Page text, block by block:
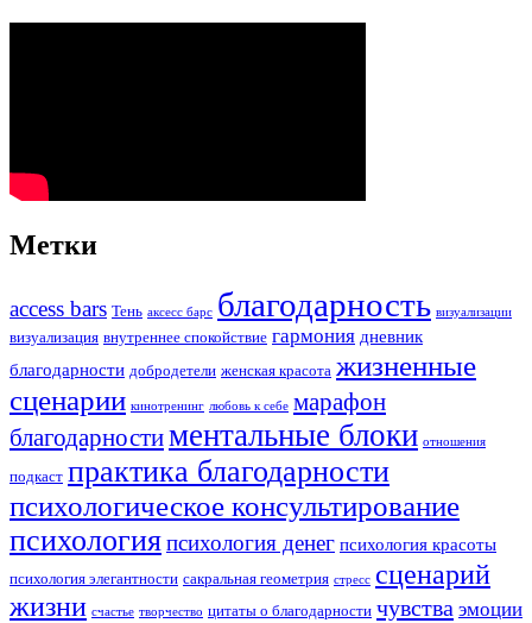
Метки
access bars Тень аксесс барс благодарность визуализации
визуализация внутреннее спокойствие гармония дневник
благодарности добродетели женская красота жизненные
сценарии кинотренинг любовь к себе марафон
благодарностиментальные блоки отношения
подкаст практика благодарности
психологическое консультирование
психологияпсихология денег психология красоты
психология элегантности сакральная геометрия стресс сценарий
жизни счастье творчество цитаты о благодарности чувства эмоции